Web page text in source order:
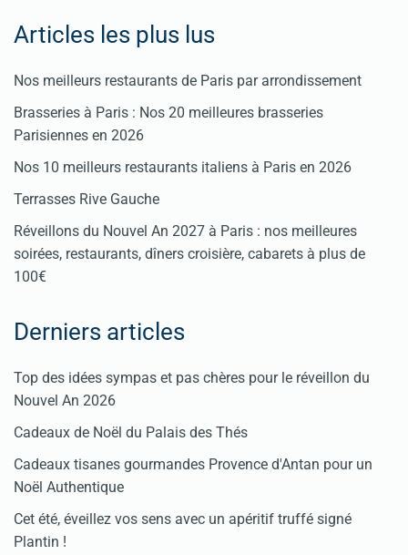
Articles les plus lus
Nos meilleurs restaurants de Paris par arrondissement
Brasseries à Paris : Nos 20 meilleures brasseries
Parisiennes en 2026
Nos 10 meilleurs restaurants italiens à Paris en 2026
Terrasses Rive Gauche
Réveillons du Nouvel An 2027 à Paris : nos meilleures
soirées, restaurants, dîners croisière, cabarets à plus de
100€
Derniers articles
Top des idées sympas et pas chères pour le réveillon du
Nouvel An 2026
Cadeaux de Noël du Palais des Thés
Cadeaux tisanes gourmandes Provence d'Antan pour un
Noël Authentique
Cet été, éveillez vos sens avec un apéritif truffé signé
Plantin !